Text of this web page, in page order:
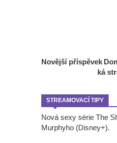
Novější příspěvek
ká
STREAMOVACÍ TIPY
Nová sexy série The
Murphyho (Disney+).